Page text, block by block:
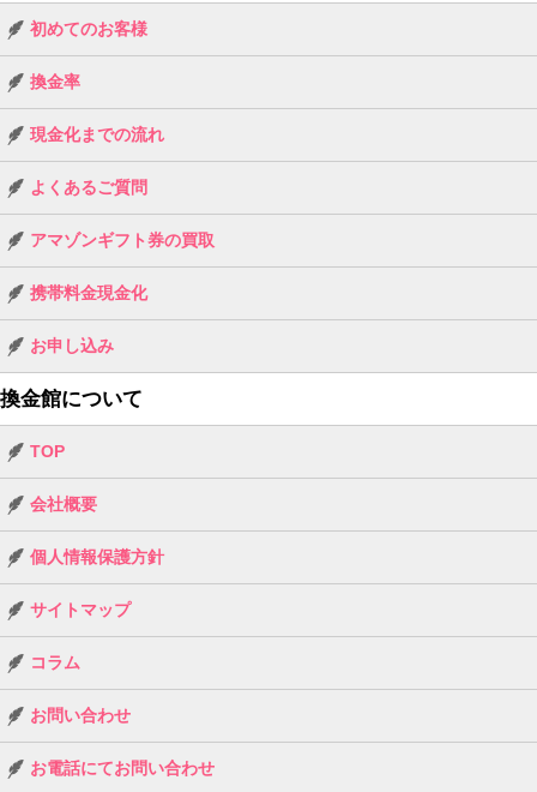
初めてのお客様
換金率
現金化までの流れ
よくあるご質問
アマゾンギフト券の買取
携帯料金現金化
お申し込み
換金館について
TOP
会社概要
個人情報保護方針
サイトマップ
コラム
お問い合わせ
お電話にてお問い合わせ